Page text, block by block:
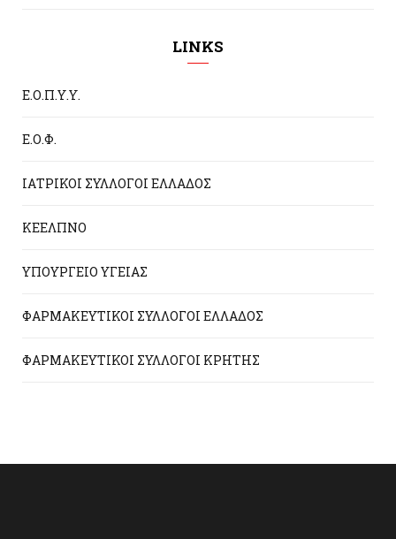
LINKS
Ε.Ο.Π.Υ.Υ.
Ε.Ο.Φ.
ΙΑΤΡΙΚΟΙ ΣΥΛΛΟΓΟΙ ΕΛΛΑΔΟΣ
ΚΕΕΛΠΝΟ
ΥΠΟΥΡΓΕΙΟ ΥΓΕΙΑΣ
ΦΑΡΜΑΚΕΥΤΙΚΟΙ ΣΥΛΛΟΓΟΙ ΕΛΛΑΔΟΣ
ΦΑΡΜΑΚΕΥΤΙΚΟΙ ΣΥΛΛΟΓΟΙ ΚΡΗΤΗΣ